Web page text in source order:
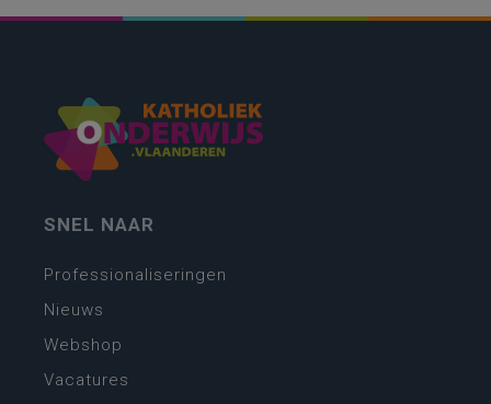
SNEL NAAR
Professionaliseringen
Nieuws
Webshop
Vacatures